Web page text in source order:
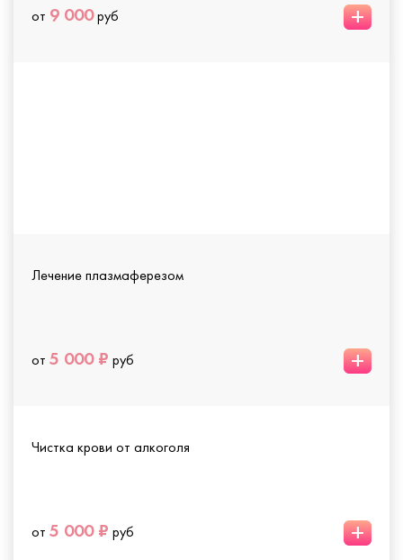
от 9 000руб +
Лечение плазмаферезом
от 5 000 ₽ руб +
Чистка крови от алкоголя
от 5 000 ₽ руб +